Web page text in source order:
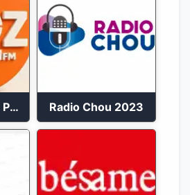
La Voz FM 97.1 Popayán en Vivo Radio Chou 2023